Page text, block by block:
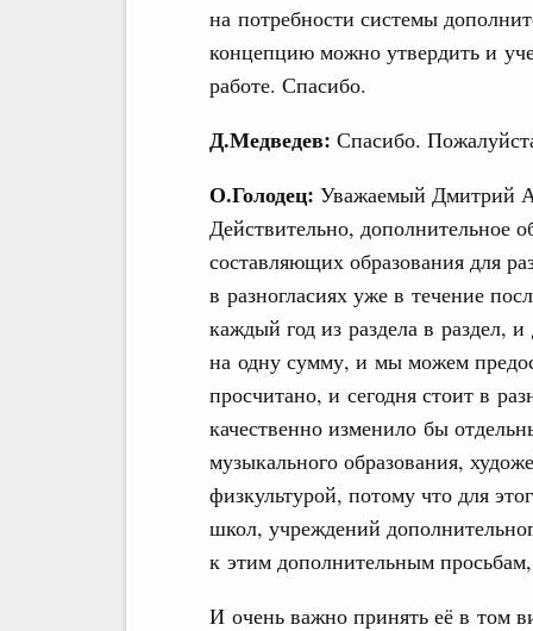
на потребности системы
концепцию можно утвердить и
работе. Спасибо.
Д.Медведев: Спасибо.
О.Голодец: Уважаемый Дмитрий
Действительно, дополнительное
составляющих образования для
в разногласиях уже в течение
каждый год из раздела в раздел,
на одну сумму, и мы можем
просчитано, и сегодня стоит в
качественно изменило бы
музыкального образования,
физкультурой, потому что для
школ, учреждений
к этим дополнительным
И очень важно принять её в том